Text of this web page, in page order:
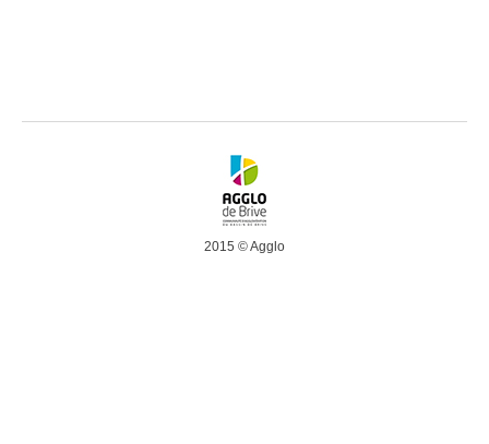
2015 © Agglo